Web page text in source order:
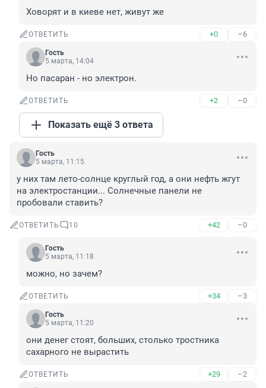
Ховорят и в киеве нет, живут же
ОТВЕТИТЬ +0 –6
Гость
5 марта, 14:04
Но пасаран - но электрон.
ОТВЕТИТЬ +2 –0
Показать ещё 3 ответа
Гость
5 марта, 11:15
у них там лето-солнце круглый год, а они нефть жгут
на электростанции... Солнечные панели не
пробовали ставить?
ОТВЕТИТЬ 10 +42 –0
Гость
5 марта, 11:18
можно, но зачем?
ОТВЕТИТЬ +34 –3
Гость
5 марта, 11:20
они денег стоят, больших, столько тростника
сахарного не вырастить
ОТВЕТИТЬ +29 –2